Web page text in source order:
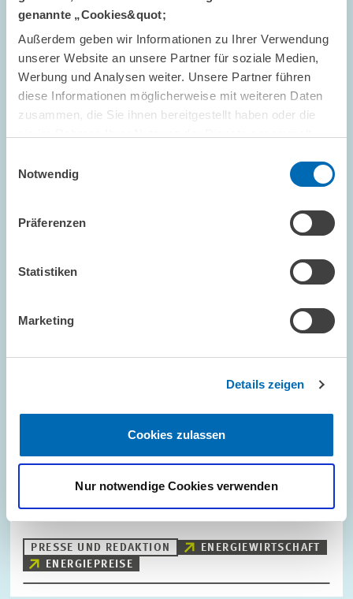
genannte „Cookies&quot;
Außerdem geben wir Informationen zu Ihrer Verwendung
unserer Website an unsere Partner für soziale Medien,
Werbung und Analysen weiter. Unsere Partner führen
diese Informationen möglicherweise mit weiteren Daten
zusammen, die Sie ihnen bereitgestellt haben oder die
Notwendig
Präferenzen
Statistiken
Marketing
Details zeigen
Cookies zulassen
Nur notwendige Cookies verwenden
FORSCHUNG // 13.09.2004
Umfrage von Progtrans/ZEW zu den
Transportmärkten - Unsicherheit durch Lkw-
Maut, hohe Treibstoffkosten und EU-
Ursachen sind die stark gestiegenen Treibstoffpreise, der
ZEW-Energiemarktbarometer - Experten
unter zehn Euro
Die wenigsten Unternehmen wird der Emissionshandel wirklich
Energiemarktbarometer befragten Experten erwarten, dass zu
PRESSE UND REDAKTION
ENERGIEWIRTSCHAFT
ENERGIEPREISE